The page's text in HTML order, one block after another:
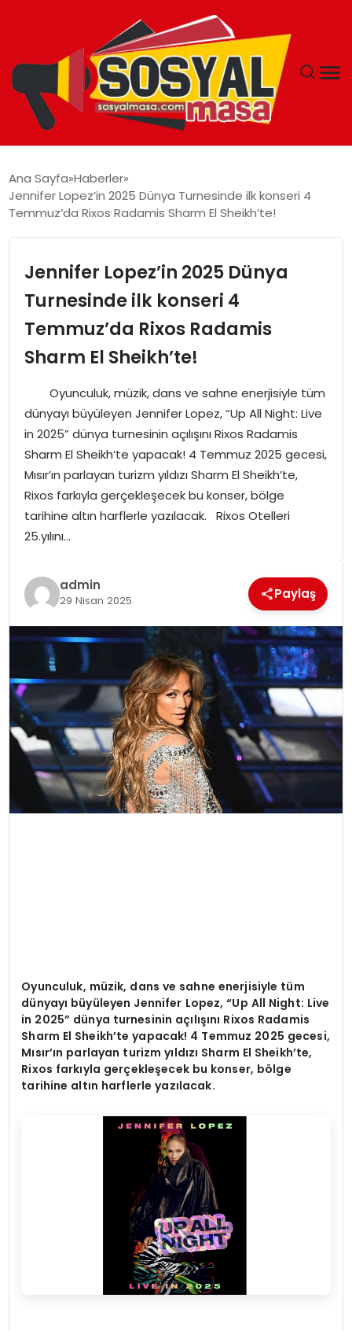
EKONOMI
EĞITIM
GÜNDEM
MAGAZIN
Ana Sayfa Haberler
Jennifer Lopez’in 2025 Dünya Turnesinde ilk konseri 4
Temmuz’da Rixos Radamis Sharm El Sheikh’te!
Jennifer Lopez’in 2025 Dünya
Turnesinde ilk konseri 4
Temmuz’da Rixos Radamis
Sharm El Sheikh’te!
Oyunculuk, müzik, dans ve sahne enerjisiyle tüm
dünyayı büyüleyen Jennifer Lopez, “Up All Night: Live
in 2025” dünya turnesinin açılışını Rixos Radamis
Sharm El Sheikh’te yapacak! 4 Temmuz 2025 gecesi,
Mısır’ın parlayan turizm yıldızı Sharm El Sheikh’te,
Rixos farkıyla gerçekleşecek bu konser, bölge
tarihine altın harflerle yazılacak. Rixos Otelleri
25.yılını…
admin
29 Nisan 2025 Paylaş
Oyunculuk, müzik, dans ve sahne enerjisiyle tüm
dünyayı büyüleyen Jennifer Lopez,“Up All Night: Live
in 2025” dünya turnesinin açılışını Rixos Radamis
Sharm El Sheikh’te yapacak! 4 Temmuz 2025 gecesi,
Mısır’ın parlayan turizm yıldızı Sharm El Sheikh’te,
Rixos farkıyla gerçekleşecek bu konser, bölge
tarihine altın harflerle yazılacak.